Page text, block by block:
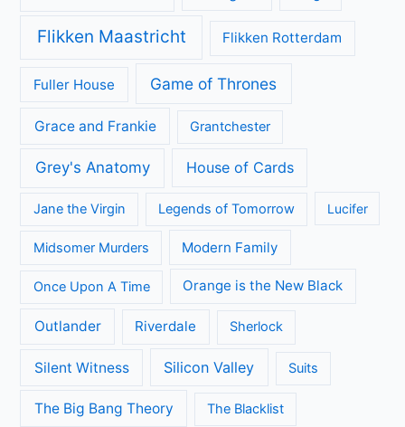
Flikken Maastricht Flikken Rotterdam
Fuller House Game of Thrones
Grace and Frankie Grantchester
Grey's Anatomy House of Cards
Jane the Virgin Legends of Tomorrow Lucifer
Midsomer Murders Modern Family
Once Upon A Time Orange is the New Black
Outlander Riverdale Sherlock
Silent Witness Silicon Valley Suits
The Big Bang Theory The Blacklist